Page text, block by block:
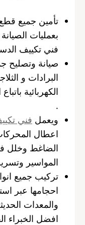
تأمين جميع قطع
بعمليات
فني تكييف
صيانة وتصليح
البرادات و
الكهربائية
.
ويعمل فني
اعطال
الضاغط وخلل
المواسير
تركيب جميع
احجامها عبر
والمعدات
افضل الخبراء